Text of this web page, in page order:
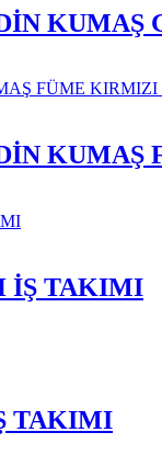
İŞ TAKIMI
TAKIMI